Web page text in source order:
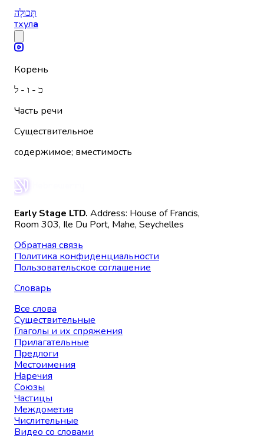
תְּכוּלָה
тхула
Корень
כ - ו - ל
Часть речи
Существительное
содержимое; вместимость
Early Stage LTD. Address: House of Francis,
Room 303, Ile Du Port, Mahe, Seychelles
Обратная связь
Политика конфиденциальности
Пользовательское соглашение
Словарь
Все слова
Существительные
Глаголы и их спряжения
Прилагательные
Предлоги
Местоимения
Наречия
Союзы
Частицы
Междометия
Числительные
Видео со словами